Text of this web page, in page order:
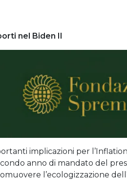
nel Biden II
implicazioni per
anno di mandato del
l’ecologizzazione